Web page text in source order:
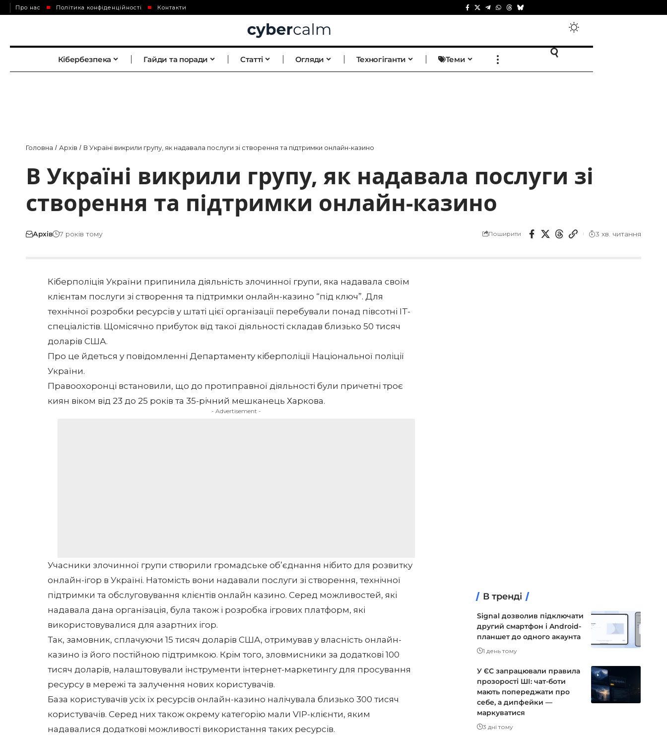
Про нас Політика конфіденційності Контакти
Кібербезпека Гайди та поради Статті Огляди Техногіганти Теми
Головна / Архів / В Україні викрили групу, як надавала послуги зі створення та підтримки онлайн-казино
В Україні викрили групу, як надавала послуги зі
створення та підтримки онлайн-казино
Архів 7 років тому Поширити 3 хв. читання
Кіберполіція України припинила діяльність злочинної групи, яка надавала своїм
клієнтам послуги зі створення та підтримки онлайн-казино “під ключ”. Для
технічної розробки ресурсів у штаті цієї організації перебували понад півсотні IT-
спеціалістів. Щомісячно прибуток від такої діяльності складав близько 50 тисяч
доларів США.
Про це йдеться у повідомленні Департаменту кіберполіції Національної поліції
України.
Правоохоронці встановили, що до протиправної діяльності були причетні троє
киян віком від 23 до 25 років та 35-річний мешканець Харкова.
- Advertisement -
Учасники злочинної групи створили громадське об’єднання нібито для розвитку
онлайн-ігор в Україні. Натомість вони надавали послуги зі створення, технічної
підтримки та обслуговування клієнтів онлайн казино. Серед можливостей, які
надавала дана організація, була також і розробка ігрових платформ, які
використовувалися для азартних ігор.
Так, замовник, сплачуючи 15 тисяч доларів США, отримував у власність онлайн-
казино із його постійною підтримкою. Крім того, зловмисники за додаткові 100
тисяч доларів, налаштовували інструменти інтернет-маркетингу для просування
ресурсу в мережі та залучення нових користувачів.
База користувачів усіх їх ресурсів онлайн-казино налічувала близько 300 тисяч
користувачів. Серед них також окрему категорію мали VIP-клієнти, яким
надавалися додаткові можливості використання таких ресурсів.
В тренді
Signal дозволив підключати
другий смартфон і Android-
планшет до одного акаунта
1 день тому
У ЄС запрацювали правила
прозорості ШІ: чат-боти
мають попереджати про
себе, а дипфейки —
маркуватися
3 дні тому